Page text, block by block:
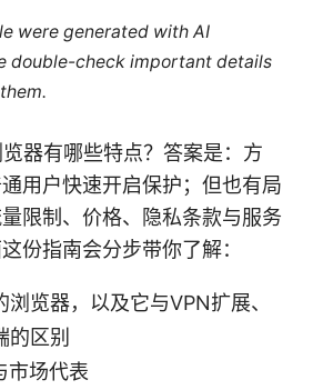
were generated with AI
double-check important details
器有哪些特点？答案是：方
用户快速开启保护；但也有局
限制、价格、隐私条款与服务
份指南会分步带你了解：
览器，以及它与VPN扩展、
的区别
市场代表